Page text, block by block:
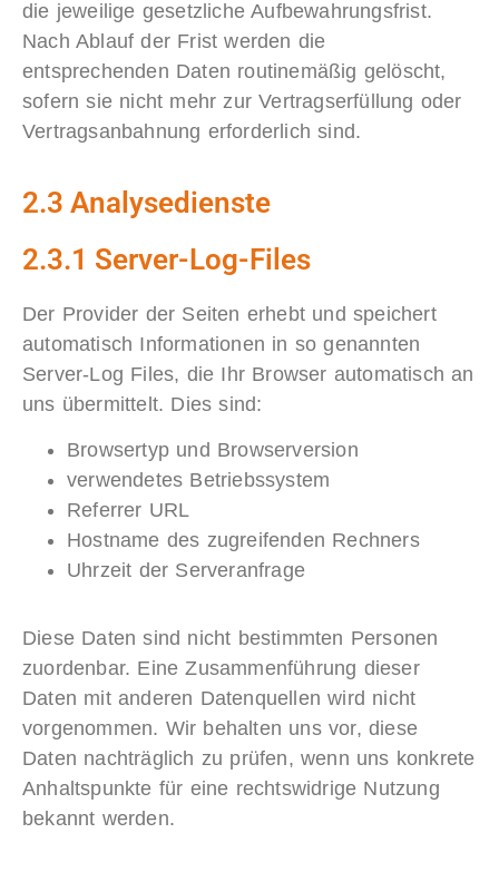
die jeweilige gesetzliche Aufbewahrungsfrist.
Nach Ablauf der Frist werden die
entsprechenden Daten routinemäßig gelöscht,
sofern sie nicht mehr zur Vertragserfüllung oder
Vertragsanbahnung erforderlich sind.
2.3 Analysedienste
2.3.1 Server-Log-Files
Der Provider der Seiten erhebt und speichert
automatisch Informationen in so genannten
Server-Log Files, die Ihr Browser automatisch an
uns übermittelt. Dies sind:
Browsertyp und Browserversion
verwendetes Betriebssystem
Referrer URL
Hostname des zugreifenden Rechners
Uhrzeit der Serveranfrage
Diese Daten sind nicht bestimmten Personen
zuordenbar. Eine Zusammenführung dieser
Daten mit anderen Datenquellen wird nicht
vorgenommen. Wir behalten uns vor, diese
Daten nachträglich zu prüfen, wenn uns konkrete
Anhaltspunkte für eine rechtswidrige Nutzung
bekannt werden.